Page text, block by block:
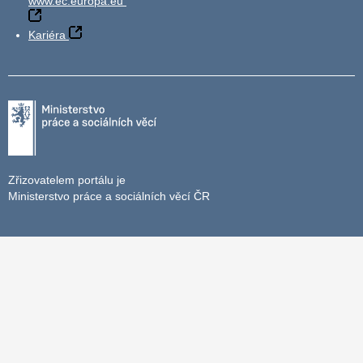
Kariéra
Zřizovatelem portálu je
Ministerstvo práce a sociálních věcí ČR